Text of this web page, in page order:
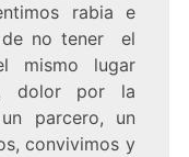
rabia e
de no tener el
mismo lugar
dolor por la
parcero, un
convivimos y